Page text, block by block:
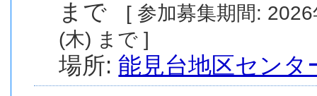
[ 参加募集期間: 2026年7月24日(金) から 2026年10月1日
(木) まで ]
場所:能見台地区センタ